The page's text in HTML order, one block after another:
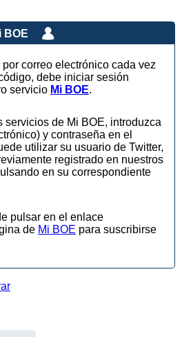
BOE
correo electrónico cada vez
debe iniciar sesión
servicio Mi BOE.
servicios de Mi BOE, introduzca
y contraseña en el
utilizar su usuario de Twitter,
registrado en nuestros
en su correspondiente
pulsar en el enlace
de Mi BOE para suscribirse